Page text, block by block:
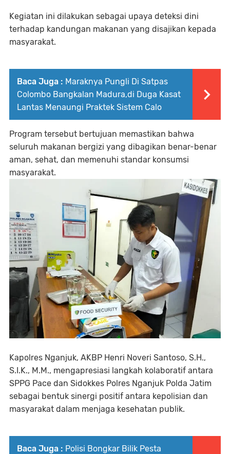
Kegiatan ini dilakukan sebagai upaya deteksi dini
terhadap kandungan makanan yang disajikan kepada
masyarakat.
Baca Juga : Maraknya Pungli Di Satpas
Colombo Bangkalan Madura,di Duga Kasat
Lantas Menaungi Praktek Sistem Calo
Program tersebut bertujuan memastikan bahwa
seluruh makanan bergizi yang dibagikan benar-benar
aman, sehat, dan memenuhi standar konsumsi
masyarakat.
Kapolres Nganjuk, AKBP Henri Noveri Santoso, S.H.,
S.I.K., M.M., mengapresiasi langkah kolaboratif antara
SPPG Pace dan Sidokkes Polres Nganjuk Polda Jatim
sebagai bentuk sinergi positif antara kepolisian dan
masyarakat dalam menjaga kesehatan publik.
Baca Juga : Polisi Bongkar Bilik Pesta